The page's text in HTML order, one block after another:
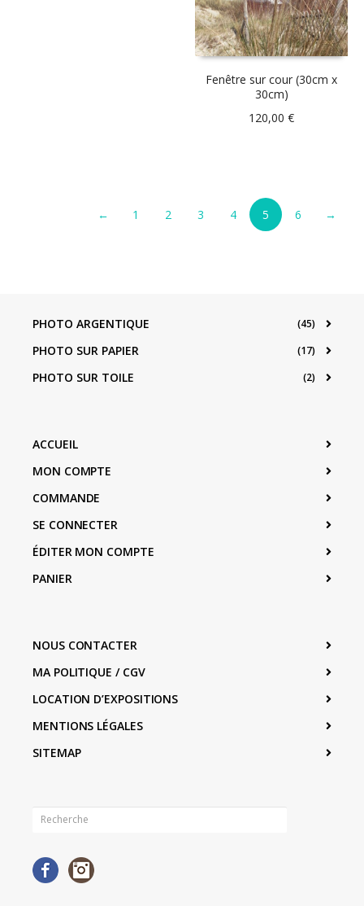
Fenêtre sur cour (30cm x
30cm)
120,00€
← 1 2 3 4 5 6 →
PHOTO ARGENTIQUE (45)
PHOTO SUR PAPIER (17)
PHOTO SUR TOILE (2)
ACCUEIL
MON COMPTE
COMMANDE
SE CONNECTER
ÉDITER MON COMPTE
PANIER
NOUS CONTACTER
MA POLITIQUE / CGV
LOCATION D’EXPOSITIONS
MENTIONS LÉGALES
SITEMAP
Facebook